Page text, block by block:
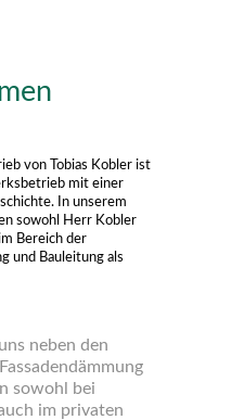
von Tobias Kobler ist
mit einer
In unserem
sowohl Herr Kobler
Bereich der
und Bauleitung als
neben den
sowohl bei
im privaten